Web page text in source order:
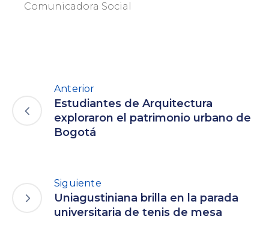
Comunicadora Social
Anterior
Estudiantes de Arquitectura
exploraron el patrimonio urbano de
Bogotá
Siguiente
Uniagustiniana brilla en la parada
universitaria de tenis de mesa